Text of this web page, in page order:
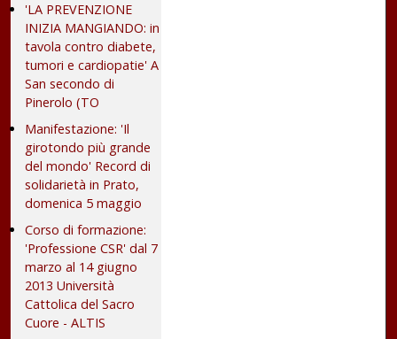
'LA PREVENZIONE
INIZIA MANGIANDO: in
tavola contro diabete,
tumori e cardiopatie' A
San secondo di
Pinerolo (TO
Manifestazione: 'Il
girotondo più grande
del mondo' Record di
solidarietà in Prato,
domenica 5 maggio
Corso di formazione:
'Professione CSR' dal 7
marzo al 14 giugno
2013 Università
Cattolica del Sacro
Cuore - ALTIS